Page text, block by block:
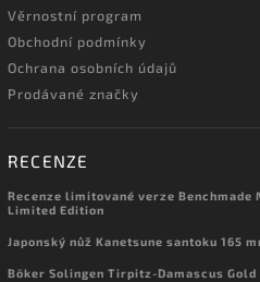
Věrnostní program
Obchodní podmínky
Ochrana osobních údajů
Prodávané značky
RECENZE
Recenze limitované verze Benchmade
Limited Edition
Japonský nůž Kanetsune santoku 165
Böker Solingen Tirpitz-Damascus Gold